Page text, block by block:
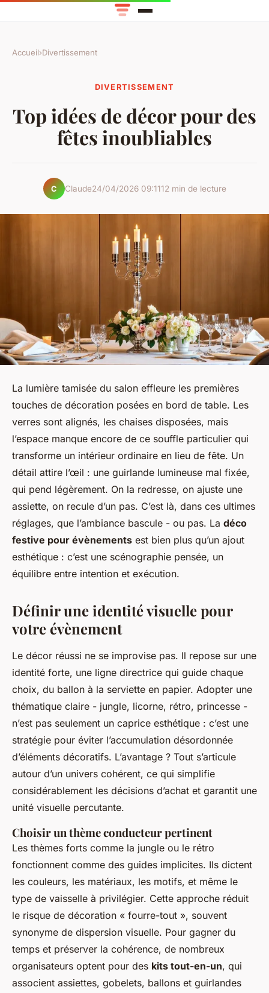
Accueil›Divertissement
DIVERTISSEMENT
Top idées de décor pour des
fêtes inoubliables
C Claude24/04/2026 09:1112 min de lecture
La lumière tamisée du salon effleure les premières
touches de décoration posées en bord de table. Les
verres sont alignés, les chaises disposées, mais
l’espace manque encore de ce souffle particulier qui
transforme un intérieur ordinaire en lieu de fête. Un
détail attire l’œil : une guirlande lumineuse mal fixée,
qui pend légèrement. On la redresse, on ajuste une
assiette, on recule d’un pas. C’est là, dans ces ultimes
réglages, que l’ambiance bascule - ou pas. La déco
festive pour évènements est bien plus qu’un ajout
esthétique : c’est une scénographie pensée, un
équilibre entre intention et exécution.
Définir une identité visuelle pour
votre évènement
Le décor réussi ne se improvise pas. Il repose sur une
identité forte, une ligne directrice qui guide chaque
choix, du ballon à la serviette en papier. Adopter une
thématique claire - jungle, licorne, rétro, princesse -
n’est pas seulement un caprice esthétique : c’est une
stratégie pour éviter l’accumulation désordonnée
d’éléments décoratifs. L’avantage ? Tout s’articule
autour d’un univers cohérent, ce qui simplifie
considérablement les décisions d’achat et garantit une
unité visuelle percutante.
Choisir un thème conducteur pertinent
Les thèmes forts comme la jungle ou le rétro
fonctionnent comme des guides implicites. Ils dictent
les couleurs, les matériaux, les motifs, et même le
type de vaisselle à privilégier. Cette approche réduit
le risque de décoration « fourre-tout », souvent
synonyme de dispersion visuelle. Pour gagner du
temps et préserver la cohérence, de nombreux
organisateurs optent pour des kits tout-en-un, qui
associent assiettes, gobelets, ballons et guirlandes